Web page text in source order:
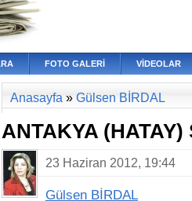
FOTO GALERİ VİDEOLAR
Anasayfa » Gülsen BİRDAL
ANTAKYA (HATAY)
23 Haziran 2012, 19:44
Gülsen BİRDAL